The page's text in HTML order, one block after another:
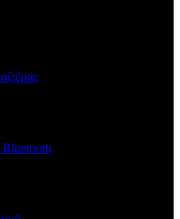
Bluetooth